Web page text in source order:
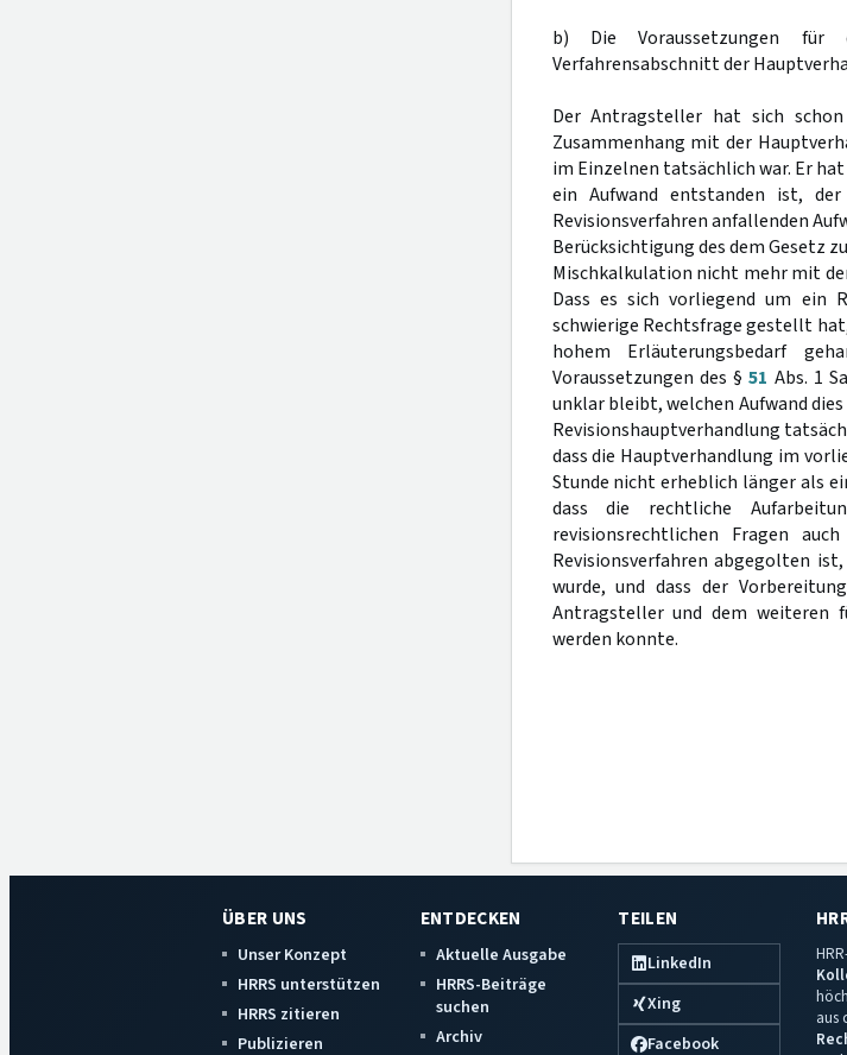
b) Die Voraussetzungen für
Verfahrensabschnitt der
Der Antragsteller hat sich
Zusammenhang mit der
im Einzelnen tatsächlich war. Er
ein Aufwand entstanden ist,
Revisionsverfahren anfallenden
Berücksichtigung des dem Gesetz
Mischkalkulation nicht mehr mit
Dass es sich vorliegend um ein
schwierige Rechtsfrage gestellt
hohem Erläuterungsbedarf
Voraussetzungen des §51 Abs. 1
unklar bleibt, welchen Aufwand
Revisionshauptverhandlung
dass die Hauptverhandlung im
Stunde nicht erheblich länger als
dass die rechtliche
revisionsrechtlichen Fragen
Revisionsverfahren abgegolten
wurde, und dass der
Antragsteller und dem weiteren
werden konnte.
ÜBER UNS
Unser Konzept
HRRS unterstützen
HRRS zitieren
Publizieren
ENTDECKEN
Aktuelle Ausgabe
HRRS-Beiträge
suchen
Archiv
TEILEN
LinkedIn
Xing
Facebook
aus